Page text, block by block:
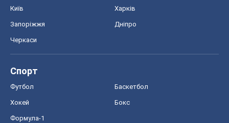
Київ Харків
Запоріжжя Дніпро
Черкаси
Спорт
Футбол Баскетбол
Хокей Бокс
Формула-1